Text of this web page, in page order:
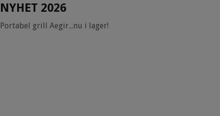
NYHET 2026
Portabel grill Aegir...nu i lager!